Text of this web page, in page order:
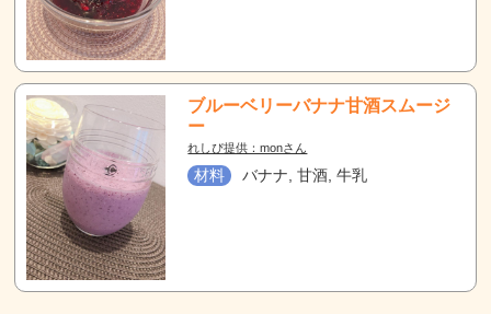
ブルーベリーバナナ甘酒スムージ
ー
れしぴ提供：monさん
材料 バナナ, 甘酒, 牛乳